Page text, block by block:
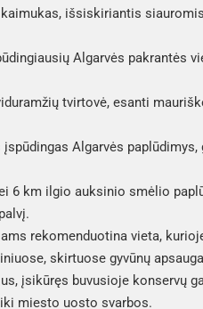
išsiskiriantis
Algarvės pakrantės
tvirtovė, esanti
įspūdingas Algarvės
6 km ilgio auksinio smėlio
rekomenduotina vieta,
skirtuose gyvūnų
įsikūręs buvusioje konservų
miesto uosto svarbos.